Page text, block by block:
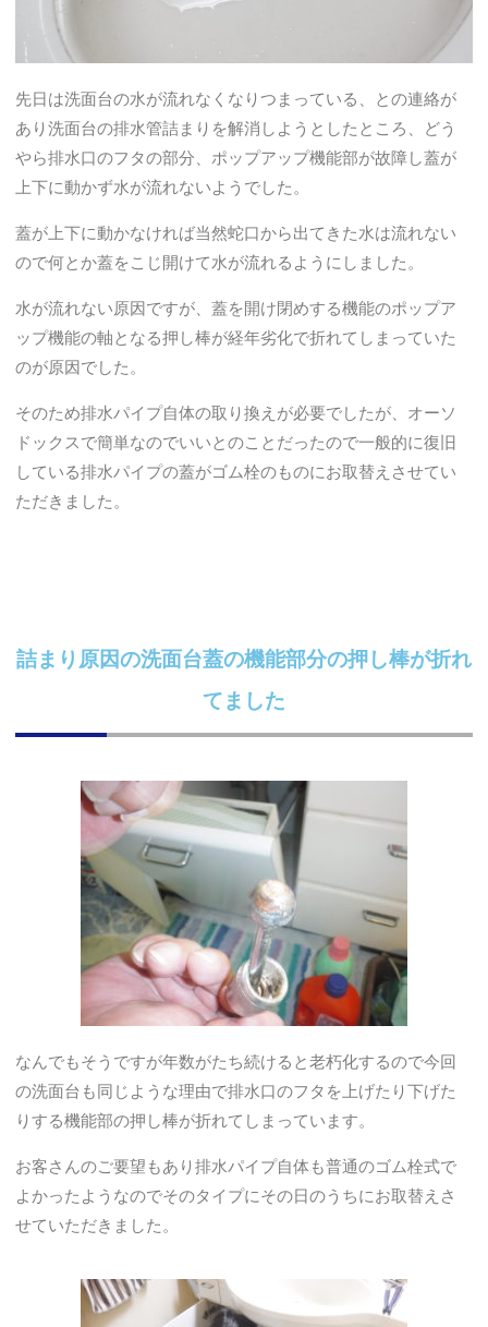
先日は洗面台の水が流れなくなりつまっている、との連絡が
あり洗面台の排水管詰まりを解消しようとしたところ、どう
やら排水口のフタの部分、ポップアップ機能部が故障し蓋が
上下に動かず水が流れないようでした。
蓋が上下に動かなければ当然蛇口から出てきた水は流れない
ので何とか蓋をこじ開けて水が流れるようにしました。
水が流れない原因ですが、蓋を開け閉めする機能のポップア
ップ機能の軸となる押し棒が経年劣化で折れてしまっていた
のが原因でした。
そのため排水パイプ自体の取り換えが必要でしたが、オーソ
ドックスで簡単なのでいいとのことだったので一般的に復旧
している排水パイプの蓋がゴム栓のものにお取替えさせてい
ただきました。
詰まり原因の洗面台蓋の機能部分の押し棒が折れ
てました
なんでもそうですが年数がたち続けると老朽化するので今回
の洗面台も同じような理由で排水口のフタを上げたり下げた
りする機能部の押し棒が折れてしまっています。
お客さんのご要望もあり排水パイプ自体も普通のゴム栓式で
よかったようなのでそのタイプにその日のうちにお取替えさ
せていただきました。